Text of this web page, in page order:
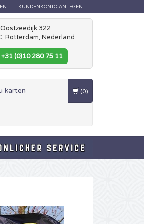
KUNDENKONTO ANLEGEN
Oostzeedijk 322
Rotterdam, Nederland
+31 (0)10 280 75 11
karten (0)